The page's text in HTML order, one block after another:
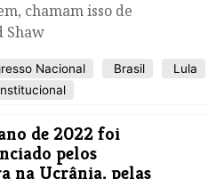
chamam isso de
Shaw
Nacional Brasil
Lula
de 2022 foi
pelos
na Ucrânia, pelas